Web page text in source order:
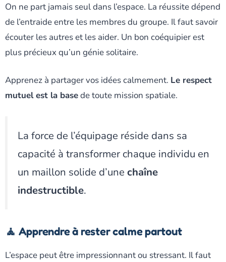
On ne part jamais seul dans l’espace. La réussite dépend
de l’entraide entre les membres du groupe. Il faut savoir
écouter les autres et les aider. Un bon coéquipier est
plus précieux qu’un génie solitaire.
Apprenez à partager vos idées calmement. Le respect
mutuel est la basede toute mission spatiale.
La force de l’équipage réside dans sa
capacité à transformer chaque individu en
un maillon solide d’une chaîne
indestructible.
🧘 Apprendre à rester calme partout
L’espace peut être impressionnant ou stressant. Il faut